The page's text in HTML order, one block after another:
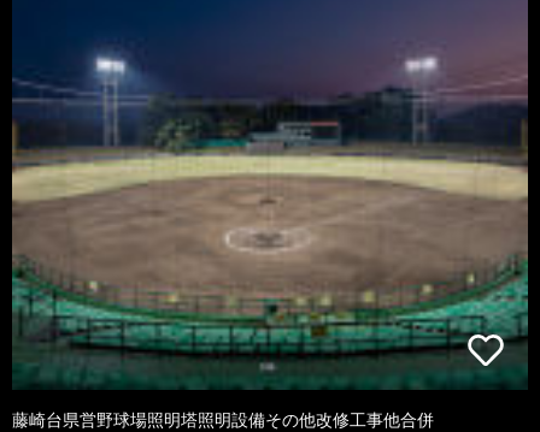
藤崎台県営野球場照明塔照明設備その他改修工事他合併